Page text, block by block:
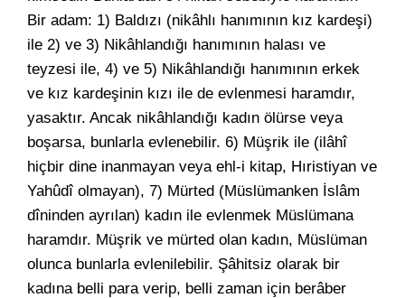
Bir adam: 1) Baldızı (nikâhlı hanımının kız kardeşi)
ile 2) ve 3) Nikâhlandığı hanımının halası ve
teyzesi ile, 4) ve 5) Nikâhlandığı hanımının erkek
ve kız kardeşinin kızı ile de evlenmesi haramdır,
yasaktır. Ancak nikâhlandığı kadın ölürse veya
boşarsa, bunlarla evlenebilir. 6) Müşrik ile (ilâhî
hiçbir dine inanmayan veya ehl-i kitap, Hıristiyan ve
Yahûdî olmayan), 7) Mürted (Müslümanken İslâm
dîninden ayrılan) kadın ile evlenmek Müslümana
haramdır. Müşrik ve mürted olan kadın, Müslüman
olunca bunlarla evlenilebilir. Şâhitsiz olarak bir
kadına belli para verip, belli zaman için berâber